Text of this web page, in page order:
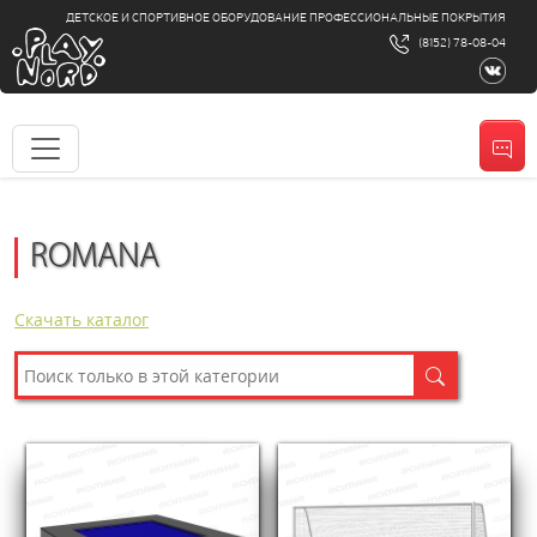
ДЕТСКОЕ И СПОРТИВНОЕ ОБОРУДОВАНИЕ ПРОФЕССИОНАЛЬНЫЕ ПОКРЫТИЯ
(8152) 78-08-04
ROMANA
Скачать каталог